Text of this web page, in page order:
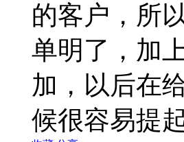
的客户，所
单明了，加
加，以后在
候很容易提起